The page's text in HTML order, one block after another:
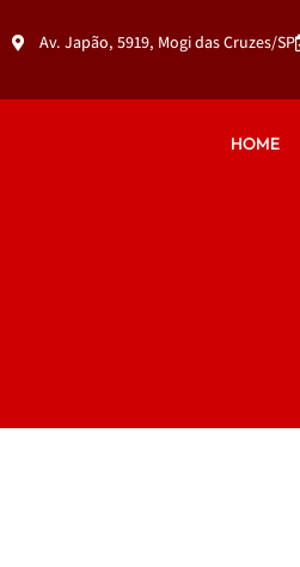
Av. Japão, 5919, Mogi das Cruzes/SP
HOME